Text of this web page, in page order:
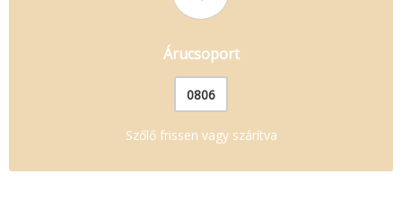
Árucsoport
0806
Szőlő frissen vagy szárítva